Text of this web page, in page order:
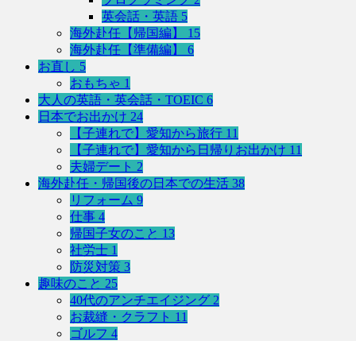
英会話・英語 5
海外赴任【帰国編】 15
海外赴任【準備編】 6
お直し 5
おもちゃ 1
大人の英語・英会話・TOEIC 6
日本でお出かけ 24
【子連れで】愛知から旅行 11
【子連れで】愛知から日帰りお出かけ 11
夫婦デート 2
海外赴任・帰国後の日本での生活 38
リフォーム 9
仕事 4
帰国子女のこと 13
社労士 1
防災対策 3
趣味のこと 25
40代のアンチエイジング 2
お裁縫・クラフト 11
ゴルフ 4